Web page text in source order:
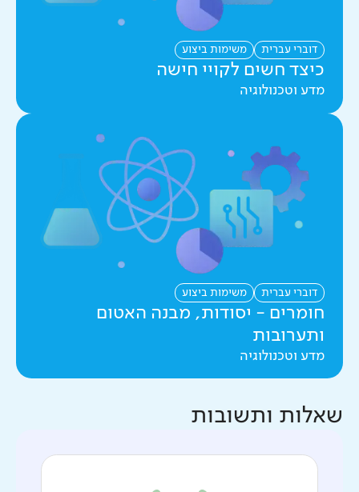
דוברי עברית משימות ביצוע
כיצד חשים לקויי חישה
מדע וטכנולוגיה
דוברי עברית משימות ביצוע
חומרים - יסודות, מבנה האטום
ותערובות
מדע וטכנולוגיה
שאלות ותשובות